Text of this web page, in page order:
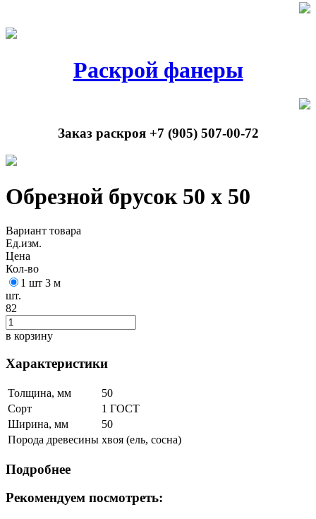
Раскрой фанеры
Заказ раскроя +7 (905) 507-00-72
Обрезной брусок 50 х 50
Вариант товара
Ед.изм.
Цена
Кол-во
1 шт 3 м
шт.
82
в корзину
Характеристики
Толщина, мм
50
Сорт
1 ГОСТ
Ширина, мм
50
Порода древесины хвоя (ель, сосна)
Подробнее
Рекомендуем посмотреть: